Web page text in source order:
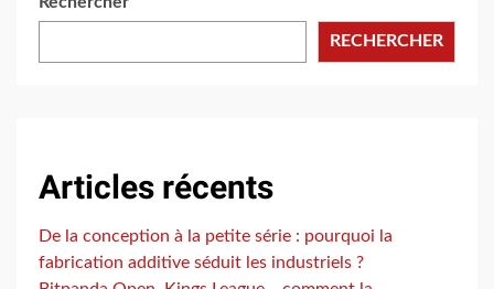
RECHERCHER
Articles récents
De la conception à la petite série : pourquoi la
fabrication additive séduit les industriels ?